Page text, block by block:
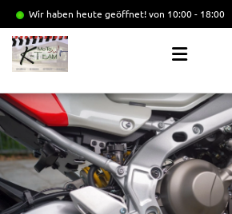
Wir haben heute geöffnet!von 10:00 - 18:00